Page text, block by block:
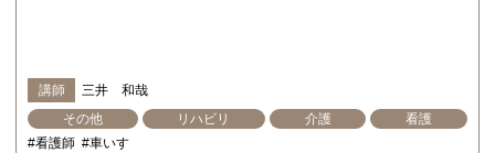
講師
三井 和哉
その他
リハビリ 介護
看護
#看護師 #車いす